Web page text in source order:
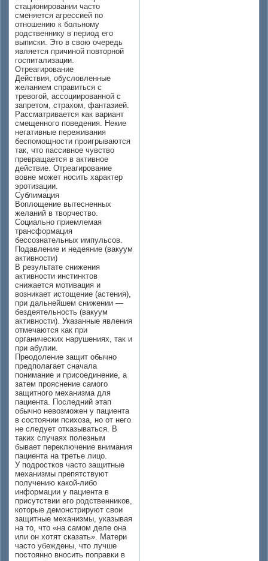
стационировании часто
сменяется агрессией по
отношению к больному
родственнику в период его
выписки. Это в свою очередь
является причиной повторной
госпитализации.
Отреагирование
Действия, обусловленные
желанием справиться с
тревогой, accoциированной с
запретом, страхом, фантазией.
Рассматривается как вариант
смещенного поведения. Некие
негативные переживания
беспомощности проигрываются
так, что пассивное чувство
превращается в активное
действие. Отреагирование
вовне может носить характер
эротизации.
Сублимация
Воплощение вытесненных
желаний в творчество.
Социально приемлемая
трансформация
бессознательных импульсов.
Подавление и недеяние (вакуум
активности)
В результате снижения
активности инстинктов
снижается мотивация и
возникает истощение (астения),
при дальнейшем снижении —
бездеятельность (вакуум
активности). Указанные явления
отмечаются как при
органических нарушениях, так и
при абулии.
Преодоление защит обычно
предполагает сначала
понимание и присоединение, а
затем прояснение самого
защитного механизма для
пациента. Последний этап
обычно невозможен у пациента
в состоянии психоза, но от него
не следует отказываться. В
таких случаях полезным
бывает переключение внимания
пациента на третье лицо.
У подростков часто защитные
механизмы препятствуют
получению какой-либо
информации у пациента в
присутствии его родственников,
которые демонстрируют свои
защитные механизмы, указывая
на то, что «на самом деле она
или он хотят сказать». Матери
часто убеждены, что лучше
постоянно вносить поправки в